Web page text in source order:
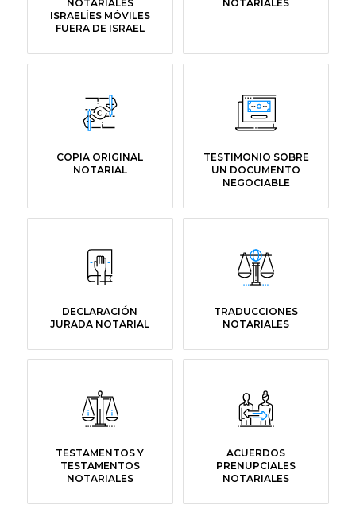
NOTARIALES
ISRAELÍES MÓVILES
FUERA DE ISRAEL
NOTARIALES
COPIA ORIGINAL
NOTARIAL
TESTIMONIO SOBRE
UN DOCUMENTO
NEGOCIABLE
DECLARACIÓN
JURADA NOTARIAL
TRADUCCIONES
NOTARIALES
TESTAMENTOS Y
TESTAMENTOS
NOTARIALES
ACUERDOS
PRENUPCIALES
NOTARIALES